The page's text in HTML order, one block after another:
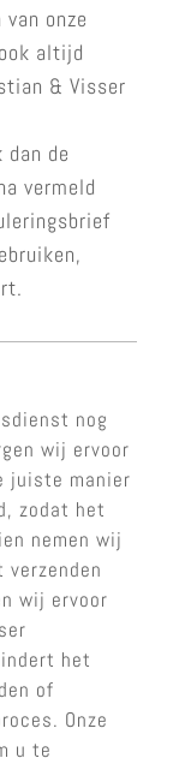
onze
altijd
& Visser
de
vermeld
nog
wij ervoor
juiste manier
zodat het
nemen wij
wij ervoor
het
of
Onze
u te